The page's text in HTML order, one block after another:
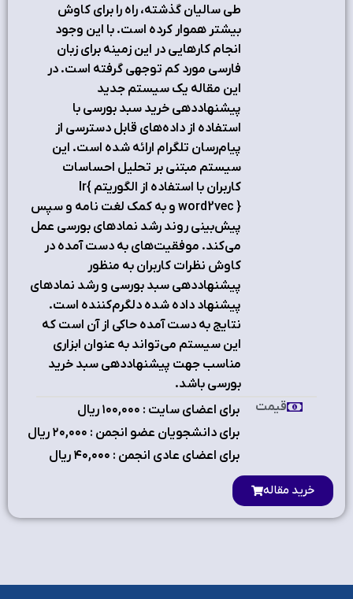
طی سالیان گذشته، راه را برای کاوش
بیشتر هموار کرده است. با این وجود
انجام کارهایی در این زمینه برای زبان
فارسی مورد کم توجهی گرفته است. در
این مقاله یک سیستم جدید
پیشنهاد‌دهی خرید سبد بورسی با
استفاده از داده‌های قابل دسترسی از
پیام‌رسان تلگرام ارائه شده است. این
سیستم مبتنی بر تحلیل احساسات
کاربران با استفاده از الگوریتم lr{
word2vec } و به کمک لغت نامه و سپس
پیش‌بینی روند رشد نماد‌های بورسی عمل‌
می‌کند. موفقیت‌های به دست آمده در
کاوش نظرات کاربران به منظور
پیشنهاد‌دهی سبد بورسی و رشد نماد‌های
پیشنهاد داده شده دلگرم‌کننده است.
نتایج به دست آمده حاکی از آن است که
این سیستم می‌تواند به عنوان ابزاری
مناسب جهت پیشنهاد‌دهی سبد خرید
بورسی باشد.
برای اعضای سایت : ۱٠٠,٠٠٠ ریال
برای دانشجویان عضو انجمن : ۲٠,٠٠٠ ریال
برای اعضای عادی انجمن : ۴٠,٠٠٠ ریال
قیمت
خرید مقاله